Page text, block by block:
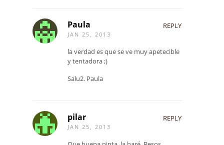
Paula
JAN 25, 2013
REPLY
la verdad es que se ve muy apetecible
y tentadora ;)
Salu2. Paula
pilar
JAN 25, 2013
REPLY